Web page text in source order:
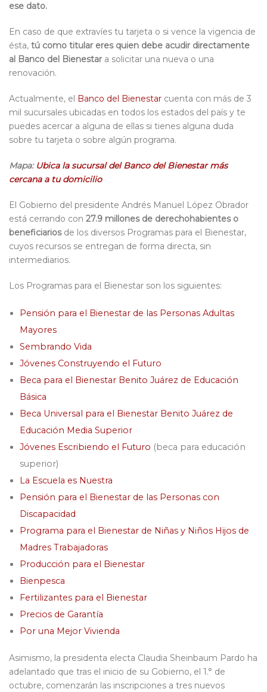
ese dato.
En caso de que extravíes tu tarjeta o si vence la vigencia de
ésta, tú como titular eres quien debe acudir directamente
al Banco del Bienestara solicitar una nueva o una
renovación.
Actualmente, el Banco del Bienestar cuenta con más de 3
mil sucursales ubicadas en todos los estados del país y te
puedes acercar a alguna de ellas si tienes alguna duda
sobre tu tarjeta o sobre algún programa.
Mapa: Ubica la sucursal del Banco del Bienestar más
cercana a tu domicilio
El Gobierno del presidente Andrés Manuel López Obrador
está cerrando con 27.9 millones de derechohabientes o
beneficiariosde los diversos Programas para el Bienestar,
cuyos recursos se entregan de forma directa, sin
intermediarios.
Los Programas para el Bienestar son los siguientes:
Pensión para el Bienestar de las Personas Adultas
Mayores
Sembrando Vida
Jóvenes Construyendo el Futuro
Beca para el Bienestar Benito Juárez de Educación
Básica
Beca Universal para el Bienestar Benito Juárez de
Educación Media Superior
Jóvenes Escribiendo el Futuro (beca para educación
superior)
La Escuela es Nuestra
Pensión para el Bienestar de las Personas con
Discapacidad
Programa para el Bienestar de Niñas y Niños Hijos de
Madres Trabajadoras
Producción para el Bienestar
Bienpesca
Fertilizantes para el Bienestar
Precios de Garantía
Por una Mejor Vivienda
Asimismo, la presidenta electa Claudia Sheinbaum Pardo ha
adelantado que tras el inicio de su Gobierno, el 1.° de
octubre, comenzarán las inscripciones a tres nuevos